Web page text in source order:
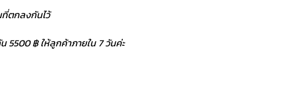
ที่ตกลงกันไว้
5500 ฿ ให้ลูกค้าภายใน 7 วันค่ะ